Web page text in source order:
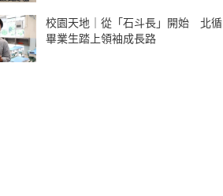
校園天地｜從「石斗長」開始 北循
畢業生踏上領袖成長路